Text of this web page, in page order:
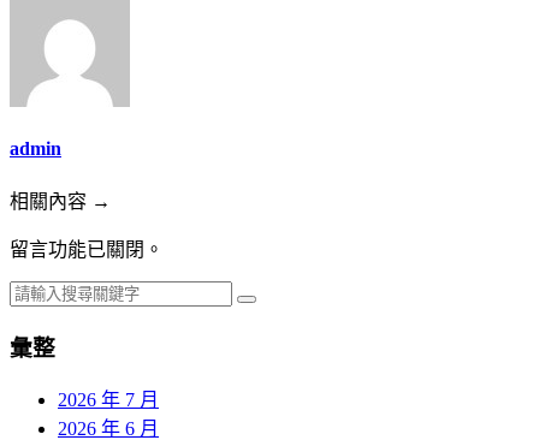
admin
相關內容 →
留言功能已關閉。
彙整
2026 年 7 月
2026 年 6 月